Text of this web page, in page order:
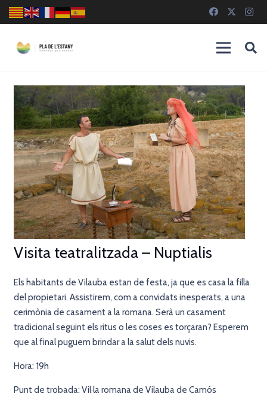
Visita teatralitzada – Nuptialis
Els habitants de Vilauba estan de festa, ja que es casa la filla
del propietari. Assistirem, com a convidats inesperats, a una
cerimònia de casament a la romana. Serà un casament
tradicional seguint els ritus o les coses es torçaran? Esperem
que al final puguem brindar a la salut dels nuvis.
Hora: 19h
Punt de trobada: Vil·la romana de Vilauba de Camós